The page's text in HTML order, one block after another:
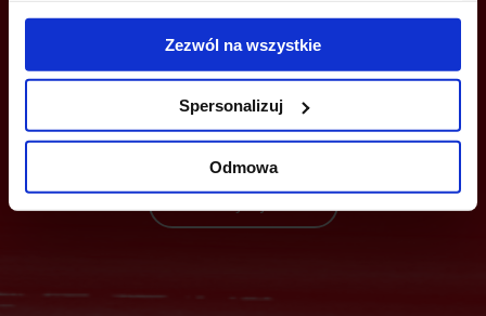
Zezwól na wszystkie
Spersonalizuj
Odmowa